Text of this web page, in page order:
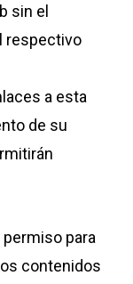
sin el
respectivo
a esta
de su
para
contenidos